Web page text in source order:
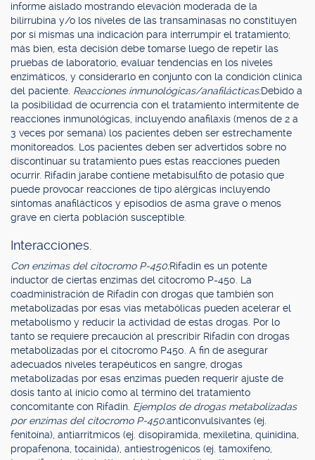
informe aislado mostrando elevación moderada de la
bilirrubina y/o los niveles de las transaminasas no constituyen
por sí mismas una indicación para interrumpir el tratamiento;
más bien, esta decisión debe tomarse luego de repetir las
pruebas de laboratorio, evaluar tendencias en los niveles
enzimáticos, y considerarlo en conjunto con la condición clínica
del paciente. Reacciones inmunológicas/anafilácticas:Debido a
la posibilidad de ocurrencia con el tratamiento intermitente de
reacciones inmunológicas, incluyendo anafilaxis (menos de 2 a
3 veces por semana) los pacientes deben ser estrechamente
monitoreados. Los pacientes deben ser advertidos sobre no
discontinuar su tratamiento pues estas reacciones pueden
ocurrir. Rifadin jarabe contiene metabisulfito de potasio que
puede provocar reacciones de tipo alérgicas incluyendo
síntomas anafilácticos y episodios de asma grave o menos
grave en cierta población susceptible.
Interacciones.
Con enzimas del citocromo P-450:Rifadin es un potente
inductor de ciertas enzimas del citocromo P-450. La
coadministración de Rifadin con drogas que también son
metabolizadas por esas vías metabólicas pueden acelerar el
metabolismo y reducir la actividad de estas drogas. Por lo
tanto se requiere precaución al prescribir Rifadin con drogas
metabolizadas por el citocromo P450. A fin de asegurar
adecuados niveles terapéuticos en sangre, drogas
metabolizadas por esas enzimas pueden requerir ajuste de
dosis tanto al inicio como al término del tratamiento
concomitante con Rifadin. Ejemplos de drogas metabolizadas
por enzimas del citocromo P-450:anticonvulsivantes (ej.
fenitoína), antiarrítmicos (ej. disopiramida, mexiletina, quinidina,
propafenona, tocainida), antiestrogénicos (ej. tamoxifeno,